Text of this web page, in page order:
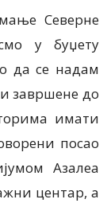
Северне
у буџету
да се надам
завршене до
имати
посао
Азалеа
центар, а